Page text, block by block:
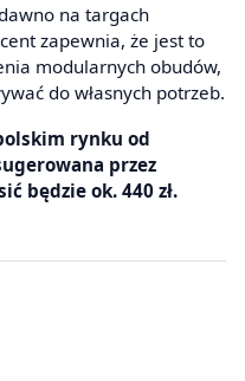
na targach
zapewnia, że jest to
modularnych obudów,
do własnych potrzeb.
rynku od
przez
będzie ok. 440 zł.